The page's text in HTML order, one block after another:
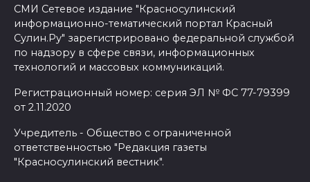
СМИ Сетевое издание "Красносулинский
информационно-тематический портал Красный
Сулин.Ру" зарегистрировано федеральной службой
по надзору в сфере связи, информационных
технологий и массовых коммуникаций.
Регистрационный номер: серия ЭЛ № ФС 77-79399
от 2.11.2020
Учредитель - Общество с ограниченной
ответственностью "Редакция газеты
"Красносулинский вестник".